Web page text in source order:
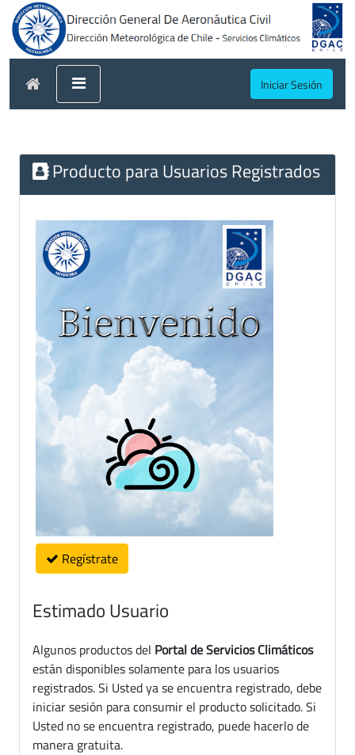
Iniciar Sesión
Producto para Usuarios Registrados
Regístrate
Estimado Usuario
Algunos productos del Portal de Servicios Climáticos
están disponibles solamente para los usuarios
registrados. Si Usted ya se encuentra registrado, debe
iniciar sesión para consumir el producto solicitado. Si
Usted no se encuentra registrado, puede hacerlo de
manera gratuita.